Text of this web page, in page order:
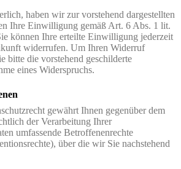
haben wir zur vorstehend dargestellten
Ihre Einwilligung gemäß Art. 6 Abs. 1 lit.
können Ihre erteilte Einwilligung jederzeit
widerrufen. Um Ihren Widerruf
bitte die vorstehend geschilderte
eines Widerspruchs.
gewährt Ihnen gegenüber dem
der Verarbeitung Ihrer
umfassende Betroffenenrechte
über die wir Sie nachstehend